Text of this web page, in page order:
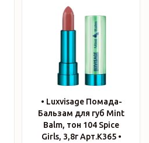
• Luxvisage Помада-
Бальзам для губ Mint
Balm, тон 104 Spice
Girls, 3,8г Арт.К365 •